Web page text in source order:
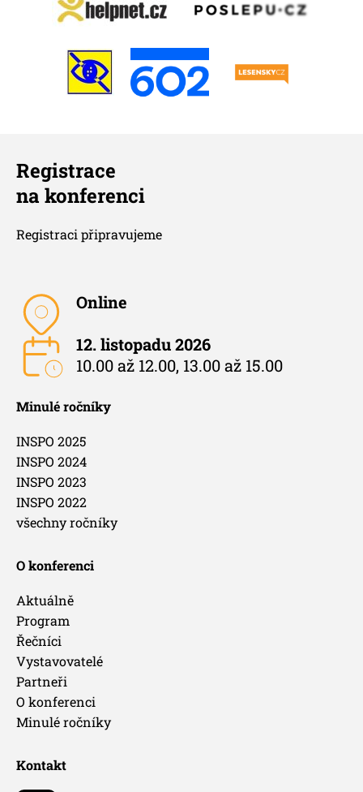
Registrace
na konferenci
Registraci připravujeme
Online
12. listopadu 2026
10.00 až 12.00, 13.00 až 15.00
Minulé ročníky
INSPO 2025
INSPO 2024
INSPO 2023
INSPO 2022
všechny ročníky
O konferenci
Aktuálně
Program
Řečníci
Vystavovatelé
Partneři
O konferenci
Minulé ročníky
Kontakt